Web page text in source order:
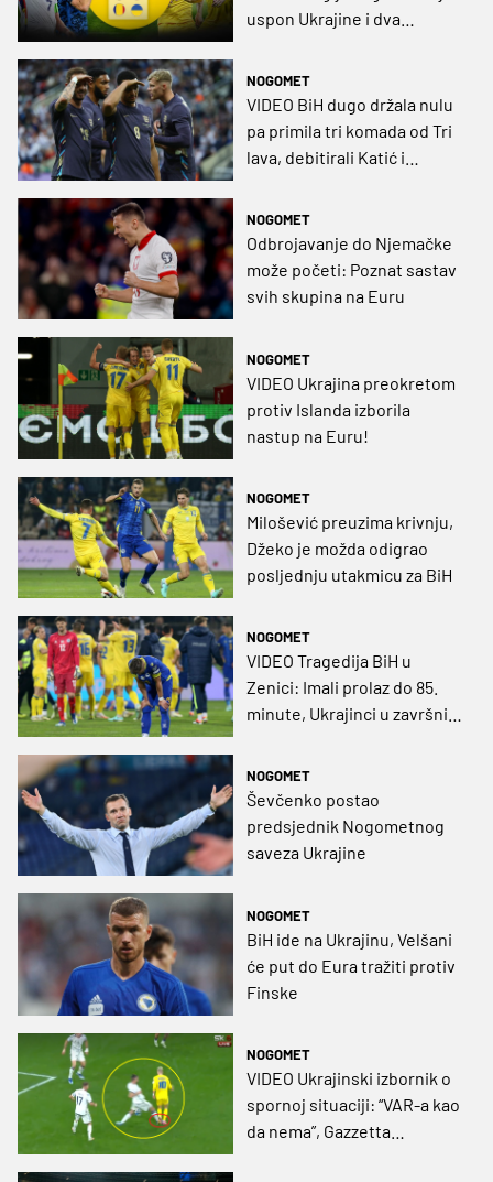
uspon Ukrajine i dva
NOGOMET
VIDEO BiH dugo držala nulu
pa primila tri komada od Tri
lava, debitirali Katić i
NOGOMET
Odbrojavanje do Njemačke
može početi: Poznat sastav
svih skupina na Euru
NOGOMET
VIDEO Ukrajina preokretom
protiv Islanda izborila
nastup na Euru!
NOGOMET
Milošević preuzima krivnju,
Džeko je možda odigrao
posljednju utakmicu za BiH
NOGOMET
VIDEO Tragedija BiH u
Zenici: Imali prolaz do 85.
minute, Ukrajinci u završnici
NOGOMET
Ševčenko postao
predsjednik Nogometnog
saveza Ukrajine
NOGOMET
BiH ide na Ukrajinu, Velšani
će put do Eura tražiti protiv
Finske
NOGOMET
VIDEO Ukrajinski izbornik o
spornoj situaciji: “VAR-a kao
da nema”, Gazzetta